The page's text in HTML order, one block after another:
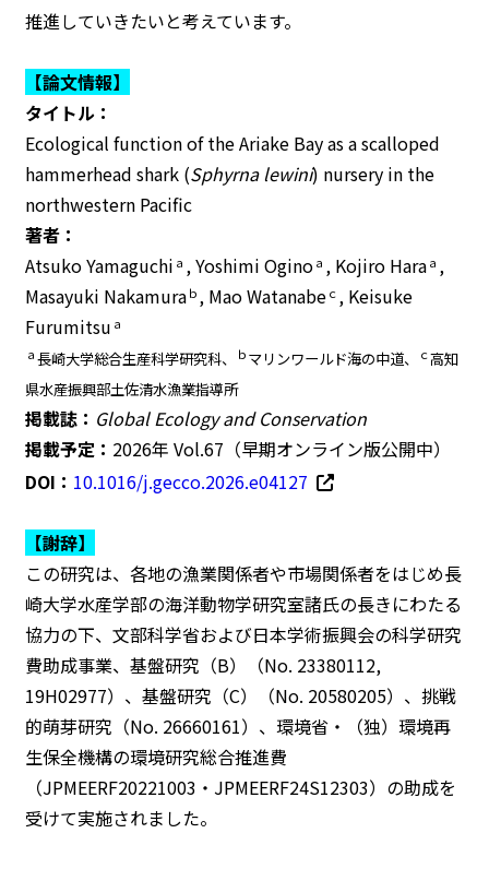
推進していきたいと考えています。
【論文情報】
タイトル：
Ecological function of the Ariake Bay as a scalloped
hammerhead shark (Sphyrna lewini) nursery in the
northwestern Pacific
著者：
Atsuko Yamaguchi ａ , Yoshimi Ogino ａ , Kojiro Haraａ ,
Masayuki Nakamuraｂ , Mao Watanabe ｃ , Keisuke
Furumitsu ａ
ａ 長崎大学総合生産科学研究科、 ｂ マリンワールド海の中道、 ｃ高知
県水産振興部土佐清水漁業指導所
掲載誌： Global Ecology and Conservation
掲載予定： 2026年 Vol.67（早期オンライン版公開中）
DOI： 10.1016/j.gecco.2026.e04127
【謝辞】
この研究は、各地の漁業関係者や市場関係者をはじめ長
崎大学水産学部の海洋動物学研究室諸氏の長きにわたる
協力の下、文部科学省および日本学術振興会の科学研究
費助成事業、基盤研究（B）（No. 23380112,
19H02977）、基盤研究（C）（No. 20580205）、挑戦
的萌芽研究（No. 26660161）、環境省・（独）環境再
生保全機構の環境研究総合推進費
（JPMEERF20221003・JPMEERF24S12303）の助成を
受けて実施されました。